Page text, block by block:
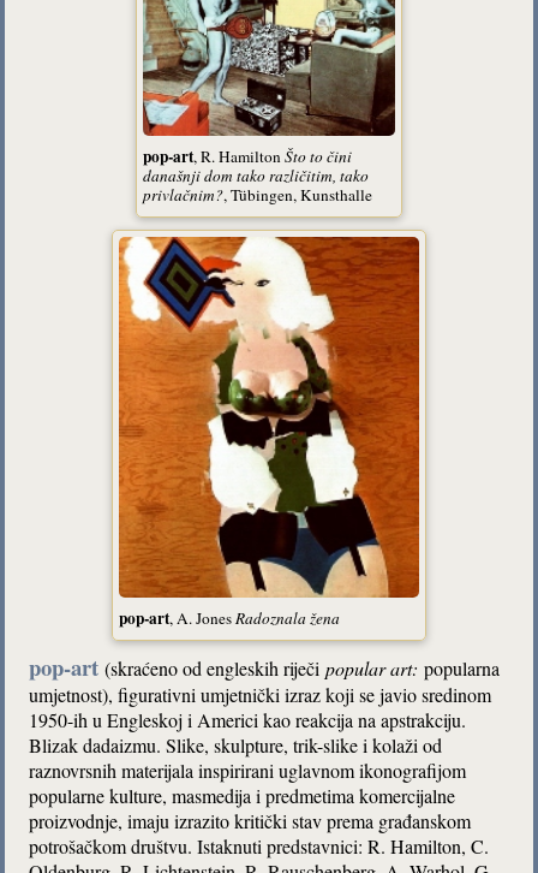
pop-art, R. HamiltonŠto to čini
današnji dom tako različitim, tako
privlačnim?, Tübingen, Kunsthalle
pop-art, A. JonesRadoznala žena
pop-art(skraćeno od engleskih riječipopular art:popularna
umjetnost), figurativni umjetnički izraz koji se javio sredinom
1950-ih u Engleskoj i Americi kao reakcija na apstrakciju.
Blizak dadaizmu. Slike, skulpture, trik-slike i kolaži od
raznovrsnih materijala inspirirani uglavnom ikonografijom
popularne kulture, masmedija i predmetima komercijalne
proizvodnje, imaju izrazito kritički stav prema građanskom
potrošačkom društvu. Istaknuti predstavnici: R. Hamilton, C.